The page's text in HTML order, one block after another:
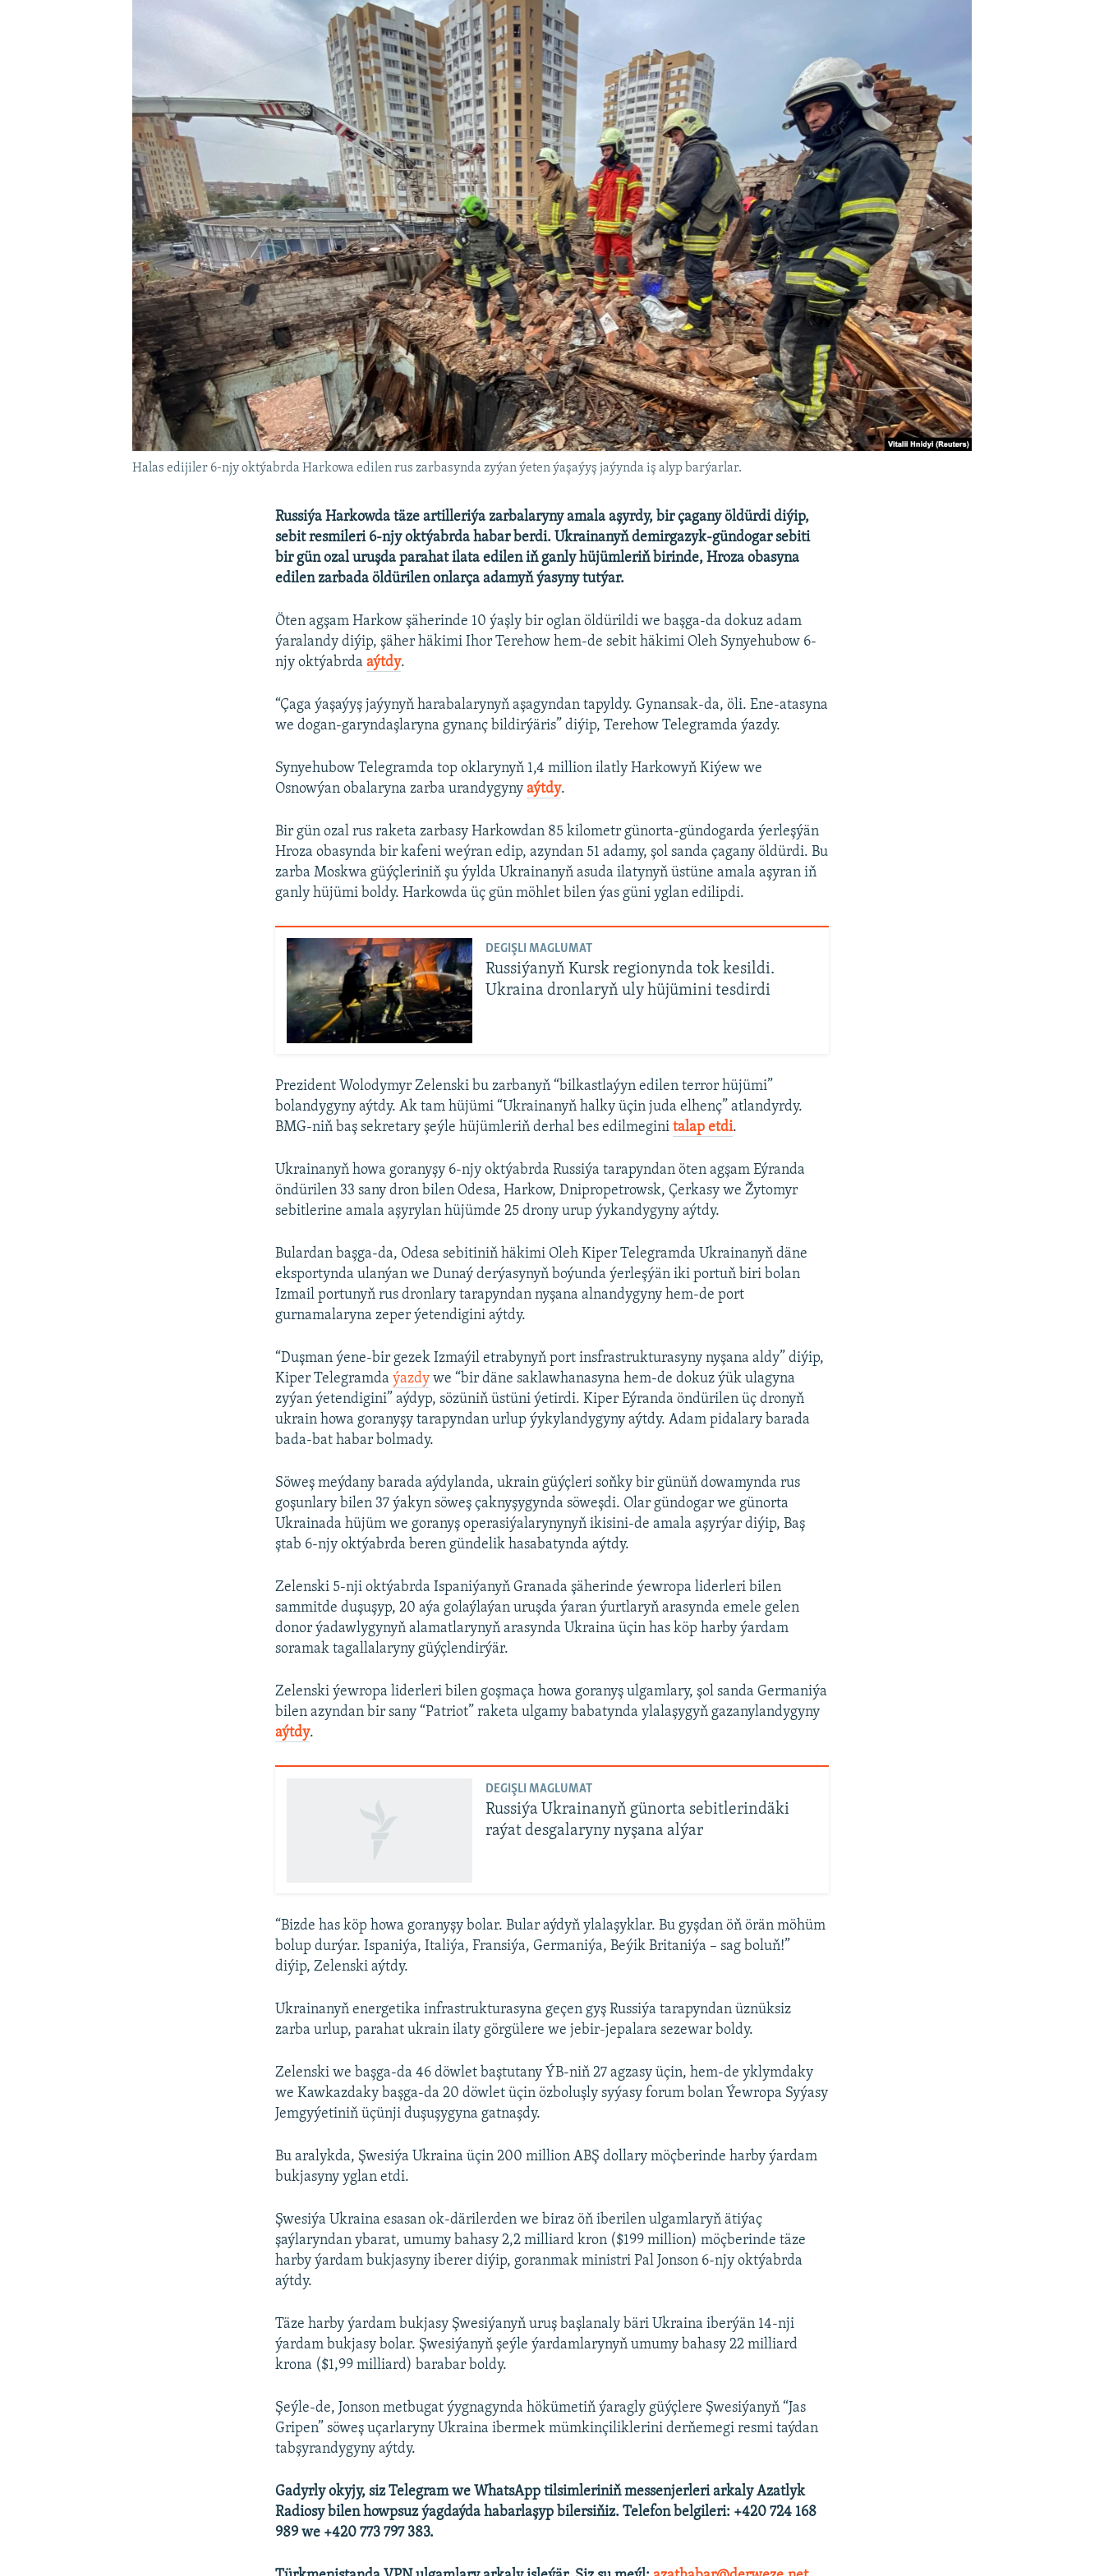
Halas edijiler 6-njy oktýabrda Harkowa edilen rus zarbasynda zyýan ýeten ýaşaýyş jaýynda iş alyp barýarlar.
Russiýa Harkowda täze artilleriýa zarbalaryny amala aşyrdy, bir çagany öldürdi diýip,
sebit resmileri 6-njy oktýabrda habar berdi. Ukrainanyň demirgazyk-gündogar sebiti
bir gün ozal uruşda parahat ilata edilen iň ganly hüjümleriň birinde, Hroza obasyna
edilen zarbada öldürilen onlarça adamyň ýasyny tutýar.
Öten agşam Harkow şäherinde 10 ýaşly bir oglan öldürildi we başga-da dokuz adam
ýaralandy diýip, şäher häkimi Ihor Terehow hem-de sebit häkimi Oleh Synyehubow 6-
njy oktýabrdaaýtdy.
“Çaga ýaşaýyş jaýynyň harabalarynyň aşagyndan tapyldy. Gynansak-da, öli. Ene-atasyna
we dogan-garyndaşlaryna gynanç bildirýäris” diýip, Terehow Telegramda ýazdy.
Synyehubow Telegramda top oklarynyň 1,4 million ilatly Harkowyň Kiýew we
Osnowýan obalaryna zarba urandygynyaýtdy.
Bir gün ozal rus raketa zarbasy Harkowdan 85 kilometr günorta-gündogarda ýerleşýän
Hroza obasynda bir kafeni weýran edip, azyndan 51 adamy, şol sanda çagany öldürdi. Bu
zarba Moskwa güýçleriniň şu ýylda Ukrainanyň asuda ilatynyň üstüne amala aşyran iň
ganly hüjümi boldy. Harkowda üç gün möhlet bilen ýas güni yglan edilipdi.
DEGIŞLI MAGLUMAT
Russiýanyň Kursk regionynda tok kesildi.
Ukraina dronlaryň uly hüjümini tesdirdi
Prezident Wolodymyr Zelenski bu zarbanyň “bilkastlaýyn edilen terror hüjümi”
bolandygyny aýtdy. Ak tam hüjümi “Ukrainanyň halky üçin juda elhenç” atlandyrdy.
BMG-niň baş sekretary şeýle hüjümleriň derhal bes edilmeginitalap etdi.
Ukrainanyň howa goranyşy 6-njy oktýabrda Russiýa tarapyndan öten agşam Eýranda
öndürilen 33 sany dron bilen Odesa, Harkow, Dnipropetrowsk, Çerkasy we Žytomyr
sebitlerine amala aşyrylan hüjümde 25 drony urup ýykandygyny aýtdy.
Bulardan başga-da, Odesa sebitiniň häkimi Oleh Kiper Telegramda Ukrainanyň däne
eksportynda ulanýan we Dunaý derýasynyň boýunda ýerleşýän iki portuň biri bolan
Izmail portunyň rus dronlary tarapyndan nyşana alnandygyny hem-de port
gurnamalaryna zeper ýetendigini aýtdy.
“Duşman ýene-bir gezek Izmaýil etrabynyň port insfrastrukturasyny nyşana aldy” diýip,
Kiper Telegramdaýazdy we “bir däne saklawhanasyna hem-de dokuz ýük ulagyna
zyýan ýetendigini” aýdyp, sözüniň üstüni ýetirdi. Kiper Eýranda öndürilen üç dronyň
ukrain howa goranyşy tarapyndan urlup ýykylandygyny aýtdy. Adam pidalary barada
bada-bat habar bolmady.
Söweş meýdany barada aýdylanda, ukrain güýçleri soňky bir günüň dowamynda rus
goşunlary bilen 37 ýakyn söweş çaknyşygynda söweşdi. Olar gündogar we günorta
Ukrainada hüjüm we goranyş operasiýalarynynyň ikisini-de amala aşyrýar diýip, Baş
ştab 6-njy oktýabrda beren gündelik hasabatynda aýtdy.
Zelenski 5-nji oktýabrda Ispaniýanyň Granada şäherinde ýewropa liderleri bilen
sammitde duşuşyp, 20 aýa golaýlaýan uruşda ýaran ýurtlaryň arasynda emele gelen
donor ýadawlygynyň alamatlarynyň arasynda Ukraina üçin has köp harby ýardam
soramak tagallalaryny güýçlendirýär.
Zelenski ýewropa liderleri bilen goşmaça howa goranyş ulgamlary, şol sanda Germaniýa
bilen azyndan bir sany “Patriot” raketa ulgamy babatynda ylalaşygyň gazanylandygyny
aýtdy.
DEGIŞLI MAGLUMAT
Russiýa Ukrainanyň günorta sebitlerindäki
raýat desgalaryny nyşana alýar
“Bizde has köp howa goranyşy bolar. Bular aýdyň ylalaşyklar. Bu gyşdan öň örän möhüm
bolup durýar. Ispaniýa, Italiýa, Fransiýa, Germaniýa, Beýik Britaniýa – sag boluň!”
diýip, Zelenski aýtdy.
Ukrainanyň energetika infrastrukturasyna geçen gyş Russiýa tarapyndan üznüksiz
zarba urlup, parahat ukrain ilaty görgülere we jebir-jepalara sezewar boldy.
Zelenski we başga-da 46 döwlet baştutany ÝB-niň 27 agzasy üçin, hem-de yklymdaky
we Kawkazdaky başga-da 20 döwlet üçin özboluşly syýasy forum bolan Ýewropa Syýasy
Jemgyýetiniň üçünji duşuşygyna gatnaşdy.
Bu aralykda, Şwesiýa Ukraina üçin 200 million ABŞ dollary möçberinde harby ýardam
bukjasyny yglan etdi.
Şwesiýa Ukraina esasan ok-därilerden we biraz öň iberilen ulgamlaryň ätiýaç
şaýlaryndan ybarat, umumy bahasy 2,2 milliard kron ($199 million) möçberinde täze
harby ýardam bukjasyny iberer diýip, goranmak ministri Pal Jonson 6-njy oktýabrda
aýtdy.
Täze harby ýardam bukjasy Şwesiýanyň uruş başlanaly bäri Ukraina iberýän 14-nji
ýardam bukjasy bolar. Şwesiýanyň şeýle ýardamlarynyň umumy bahasy 22 milliard
krona ($1,99 milliard) barabar boldy.
Şeýle-de, Jonson metbugat ýygnagynda hökümetiň ýaragly güýçlere Şwesiýanyň “Jas
Gripen” söweş uçarlaryny Ukraina ibermek mümkinçiliklerini derňemegi resmi taýdan
tabşyrandygyny aýtdy.
Gadyrly okyjy, siz Telegram we WhatsApp tilsimleriniň messenjerleri arkaly Azatlyk
Radiosy bilen howpsuz ýagdaýda habarlaşyp bilersiňiz. Telefon belgileri: +420 724 168
989 we +420 773 797 383.